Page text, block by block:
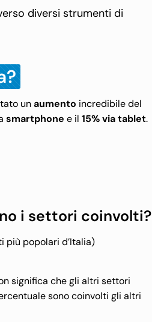
diversi strumenti di
unaumento incredibile del
smartphone e il15% via tablet.
i settori coinvolti?
più popolari d’Italia)
significa che gli altri settori
sono coinvolti gli altri